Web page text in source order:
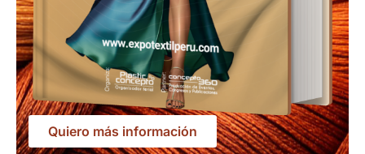
Quiero más información